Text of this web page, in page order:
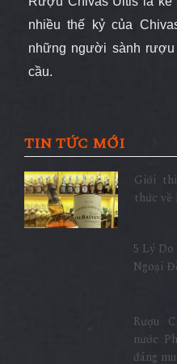
nhiều thế kỷ của
những người sành
cầu.
TIN TỨC MỚI
Giới
thức về
5 Lý Do
Ngoại
Rượu
nước
đáng